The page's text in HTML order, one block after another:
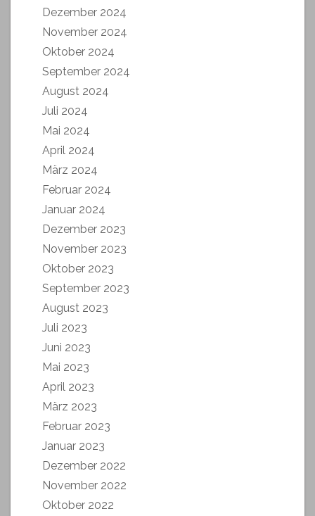
Dezember 2024
November 2024
Oktober 2024
September 2024
August 2024
Juli 2024
Mai 2024
April 2024
März 2024
Februar 2024
Januar 2024
Dezember 2023
November 2023
Oktober 2023
September 2023
August 2023
Juli 2023
Juni 2023
Mai 2023
April 2023
März 2023
Februar 2023
Januar 2023
Dezember 2022
November 2022
Oktober 2022